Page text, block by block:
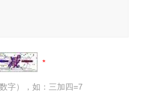
字），如：三加四=7